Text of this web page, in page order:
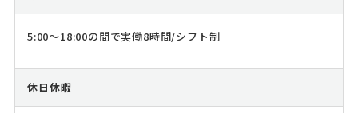
5:00～18:00の間で実働8時間/シフト制
休日休暇